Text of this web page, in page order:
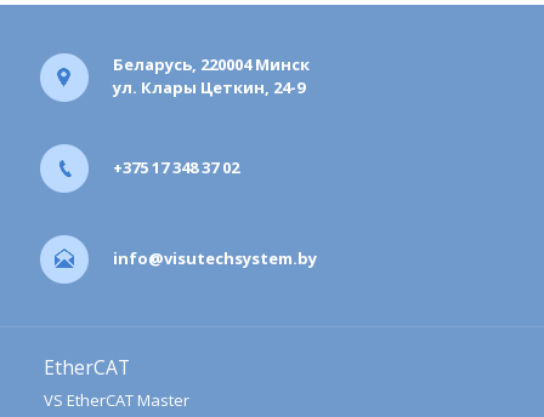
Беларусь, 220004 Минск
ул. Клары Цеткин, 24-9
+375 17 348 37 02
info@visutechsystem.by
EtherCAT
VS EtherCAT Master